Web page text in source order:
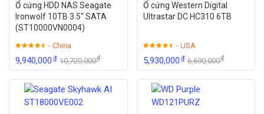
Ổ cứng HDD NAS Seagate
Ironwolf 10TB 3.5″ SATA
(ST10000VN0004)
- China
9,940,000₫ 10,720,000₫
Ổ cứng Western Digital
Ultrastar DC HC310 6TB
- USA
5,930,000₫ 6,690,000₫